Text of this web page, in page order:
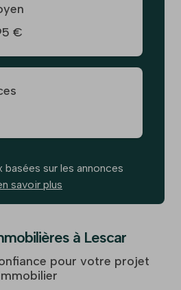
€
sur les annonces
savoir plus
à Lescar
pour votre projet